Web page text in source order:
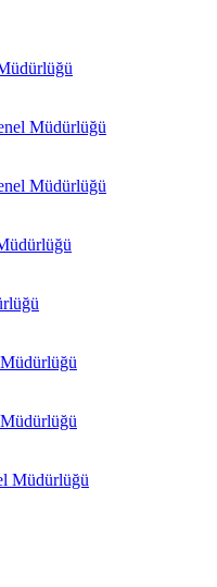
Müdürlüğü
Müdürlüğü
Müdürlüğü